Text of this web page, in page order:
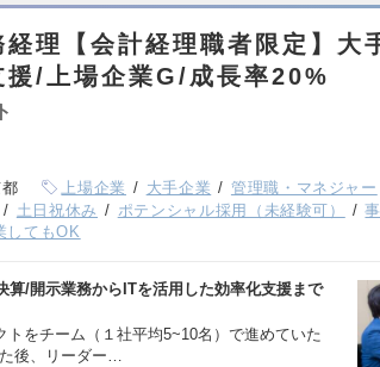
理【会計経理職者限定】大
援/上場企業G/成長率20%
上場企業 大手企業 管理職・マネジャー
土日祝休み ポテンシャル採用（未経験可）
してもOK
算/開示業務からITを活用した効率化支援まで
をチーム（１社平均5~10名）で進めていた
後、リーダー…